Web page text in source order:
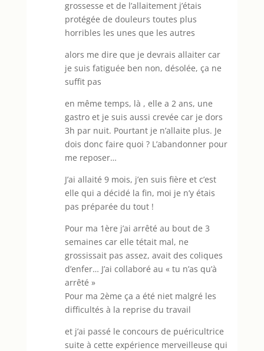
grossesse et de l’allaitement j’étais
protégée de douleurs toutes plus
horribles les unes que les autres
alors me dire que je devrais allaiter car
je suis fatiguée ben non, désolée, ça ne
suffit pas
en même temps, là , elle a 2 ans, une
gastro et je suis aussi crevée car je dors
3h par nuit. Pourtant je n’allaite plus. Je
dois donc faire quoi ? L’abandonner pour
me reposer…
J’ai allaité 9 mois, j’en suis fière et c’est
elle qui a décidé la fin, moi je n’y étais
pas préparée du tout !
Pour ma 1ère j’ai arrêté au bout de 3
semaines car elle tétait mal, ne
grossissait pas assez, avait des coliques
d’enfer… J’ai collaboré au « tu n’as qu’à
arrêté »
Pour ma 2ème ça a été niet malgré les
difficultés à la reprise du travail
et j’ai passé le concours de puéricultrice
suite à cette expérience merveilleuse qui